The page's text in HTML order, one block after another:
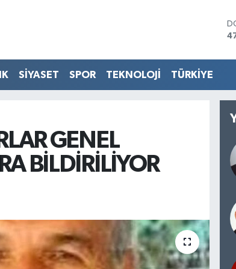
SİYASET SPOR TEKNOLOJİ TÜRKİYE
GENEL
BİLDİRİLİYOR